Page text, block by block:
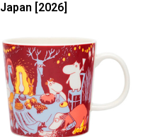
Japan [2026]